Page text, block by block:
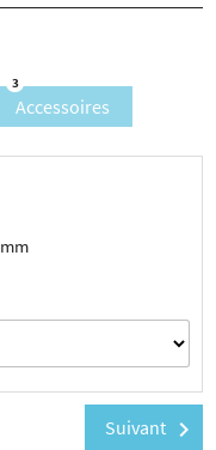
Accessoires
mm
Suivant chevron_right